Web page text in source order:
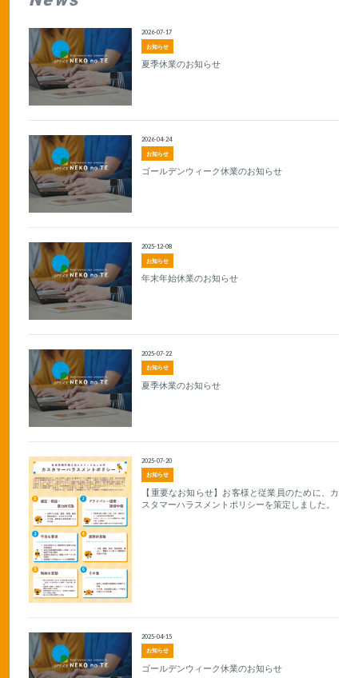
お知らせ
2026-07-17
夏季休業のお知らせ
お知らせ
2026-04-24
ゴールデンウィーク休業のお知らせ
お知らせ
2025-12-08
年末年始休業のお知らせ
お知らせ
2025-07-22
夏季休業のお知らせ
お知らせ
2025-07-20
【重要なお知らせ】お客様と従業員のために、カ
スタマーハラスメントポリシーを策定しました。
お知らせ
2025-04-15
ゴールデンウィーク休業のお知らせ